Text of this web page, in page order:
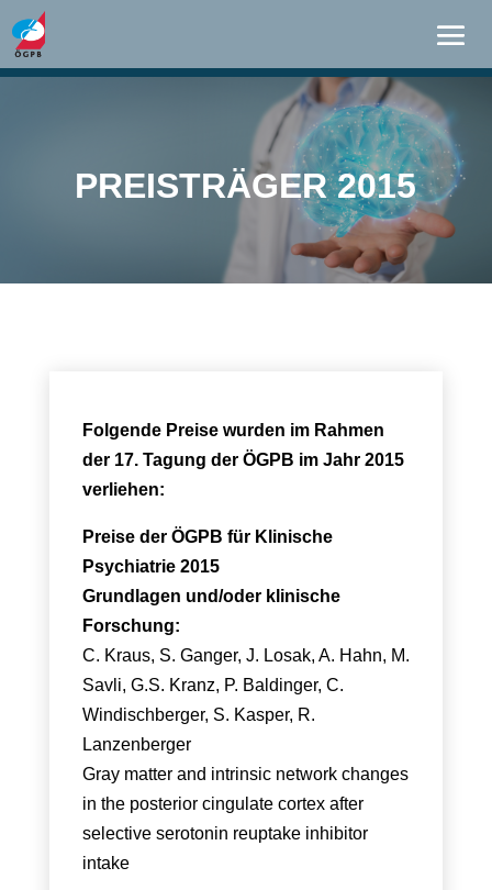
PREISTRÄGER 2015
Folgende Preise wurden im Rahmen
der 17. Tagung der ÖGPB im Jahr 2015
verliehen:
Preise der ÖGPB für Klinische
Psychiatrie 2015
Grundlagen und/oder klinische
Forschung:
C. Kraus, S. Ganger, J. Losak, A. Hahn, M.
Savli, G.S. Kranz, P. Baldinger, C.
Windischberger, S. Kasper, R.
Lanzenberger
Gray matter and intrinsic network changes
in the posterior cingulate cortex after
selective serotonin reuptake inhibitor
intake